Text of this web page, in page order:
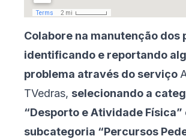
Colabore na manutenção dos
identificando e reportando
problema através do serviço
TVedras, selecionando a
“Desporto e Atividade Física”
subcategoria “Percursos